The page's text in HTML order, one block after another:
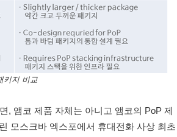
키지 비교
, 앰코 제품 자체는 아니고 앰코의 PoP 제
모스크바 엑스포에서 휴대전화 사상 최초